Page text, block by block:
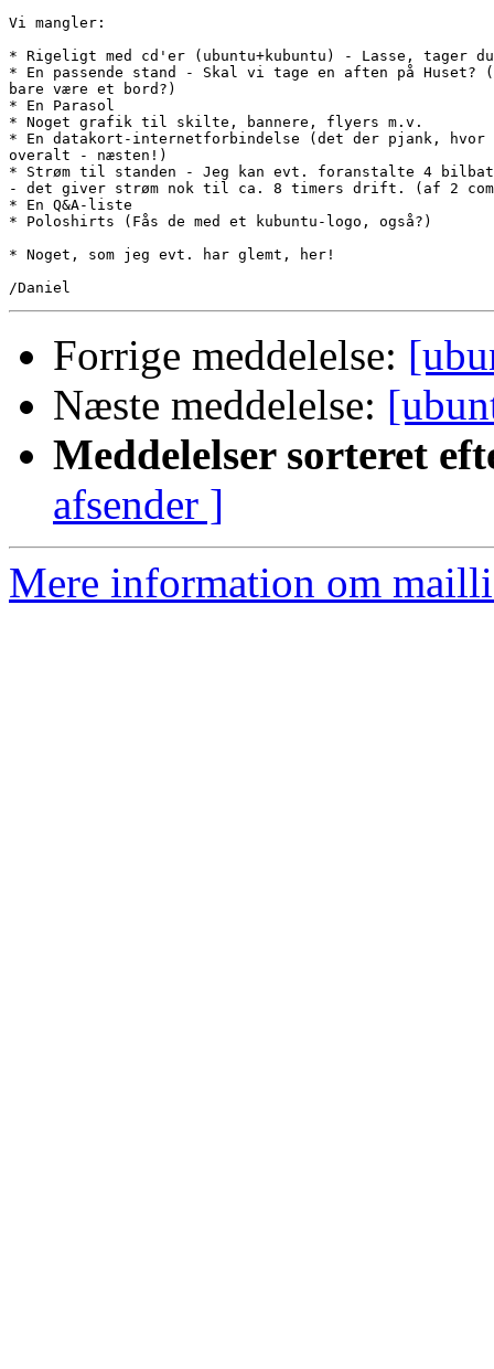
Vi mangler:
* Rigeligt med cd'er (ubuntu+kubuntu) - Lasse, tager
* En passende stand - Skal vi tage en aften på Huset?
bare være et bord?)
* En Parasol
* Noget grafik til skilte, bannere, flyers m.v.
* En datakort-internetforbindelse (det der pjank, hvor
overalt - næsten!)
* Strøm til standen - Jeg kan evt. foranstalte 4
- det giver strøm nok til ca. 8 timers drift. (af 2
* En Q&A-liste
* Poloshirts (Fås de med et kubuntu-logo, også?)
* Noget, som jeg evt. har glemt, her!
Forrige meddelelse:
Næste meddelelse:
Meddelelser sorteret
afsender ]
Mere information om